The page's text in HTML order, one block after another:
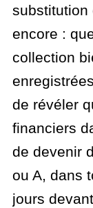
substitution
encore :
collection
de révéler
financiers
de devenir
ou A, dans
jours